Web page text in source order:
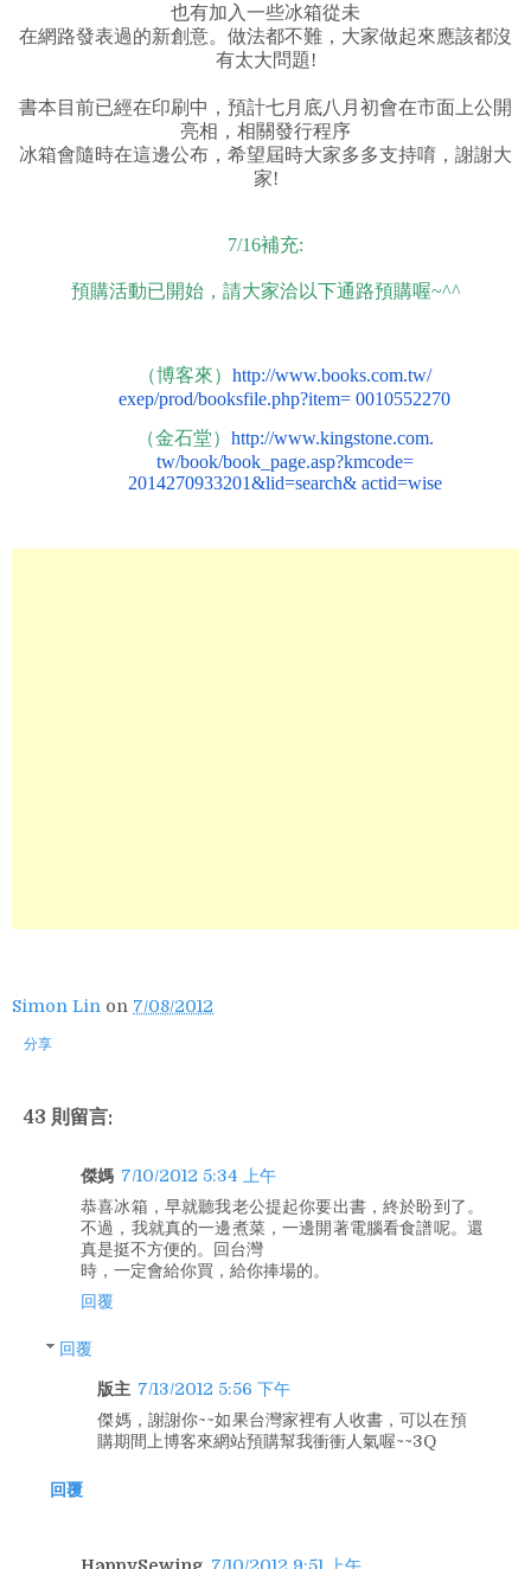
也有加入一些冰箱從未
在網路發表過的新創意。做法都不難，大家做起來應該都沒
有太大問題!
書本目前已經在印刷中，預計七月底八月初會在市面上公開
亮相，相關發行程序
冰箱會隨時在這邊公布，希望屆時大家多多支持唷，謝謝大
家!
7/16補充:
預購活動已開始，請大家洽以下通路預購喔~^^
（博客來） http://www.books.com.tw/
exep/prod/booksfile.php?item= 0010552270
（金石堂） http://www.kingstone.com.
tw/book/book_page.asp?kmcode=
2014270933201&lid=search& actid=wise
Simon Lin on 7/08/2012
分享
43 則留言:
傑媽 7/10/2012 5:34 上午
恭喜冰箱，早就聽我老公提起你要出書，終於盼到了。
不過，我就真的一邊煮菜，一邊開著電腦看食譜呢。還
真是挺不方便的。回台灣
時，一定會給你買，給你捧場的。
回覆
回覆
版主 7/13/2012 5:56 下午
傑媽，謝謝你~~如果台灣家裡有人收書，可以在預
購期間上博客來網站預購幫我衝衝人氣喔~~3Q
回覆